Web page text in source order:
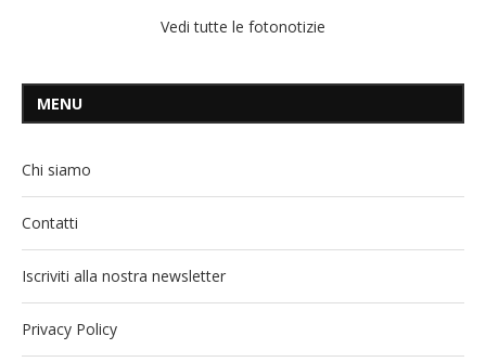
Vedi tutte le fotonotizie
MENU
Chi siamo
Contatti
Iscriviti alla nostra newsletter
Privacy Policy